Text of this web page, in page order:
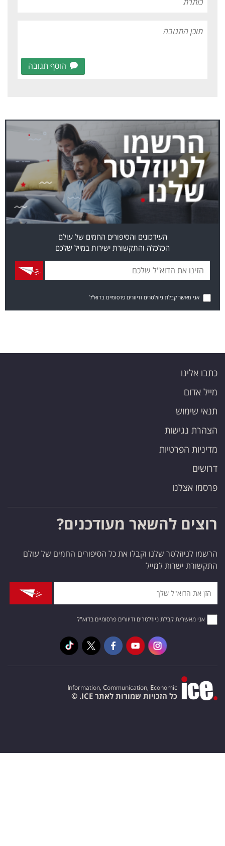
הוסף תגובה
העידכונים והסיפורים החמים של עולם
הכלכלה והתקשורת ישירות במייל שלכם
אני מאשר קבלת ניוזלטרים ודיוורים פרסומיים בדוא"ל
כתבו אלינו
מייל אדום
תנאי שימוש
הצהרת נגישות
מדיניות הפרטיות
דרושים
פרסמו אצלנו
רוצים להשאר מעודכנים?
הרשמו לניוזלטר שלנו וקבלו את כל הסיפורים החמים של עולם
התקשורת ישרות למייל
אני מאשר/ת קבלת ניוזלטרים ודיוורים פרסומיים בדוא"ל
Information, Communication, Economic
כל הזכויות שמורות לאתר ICE. ©